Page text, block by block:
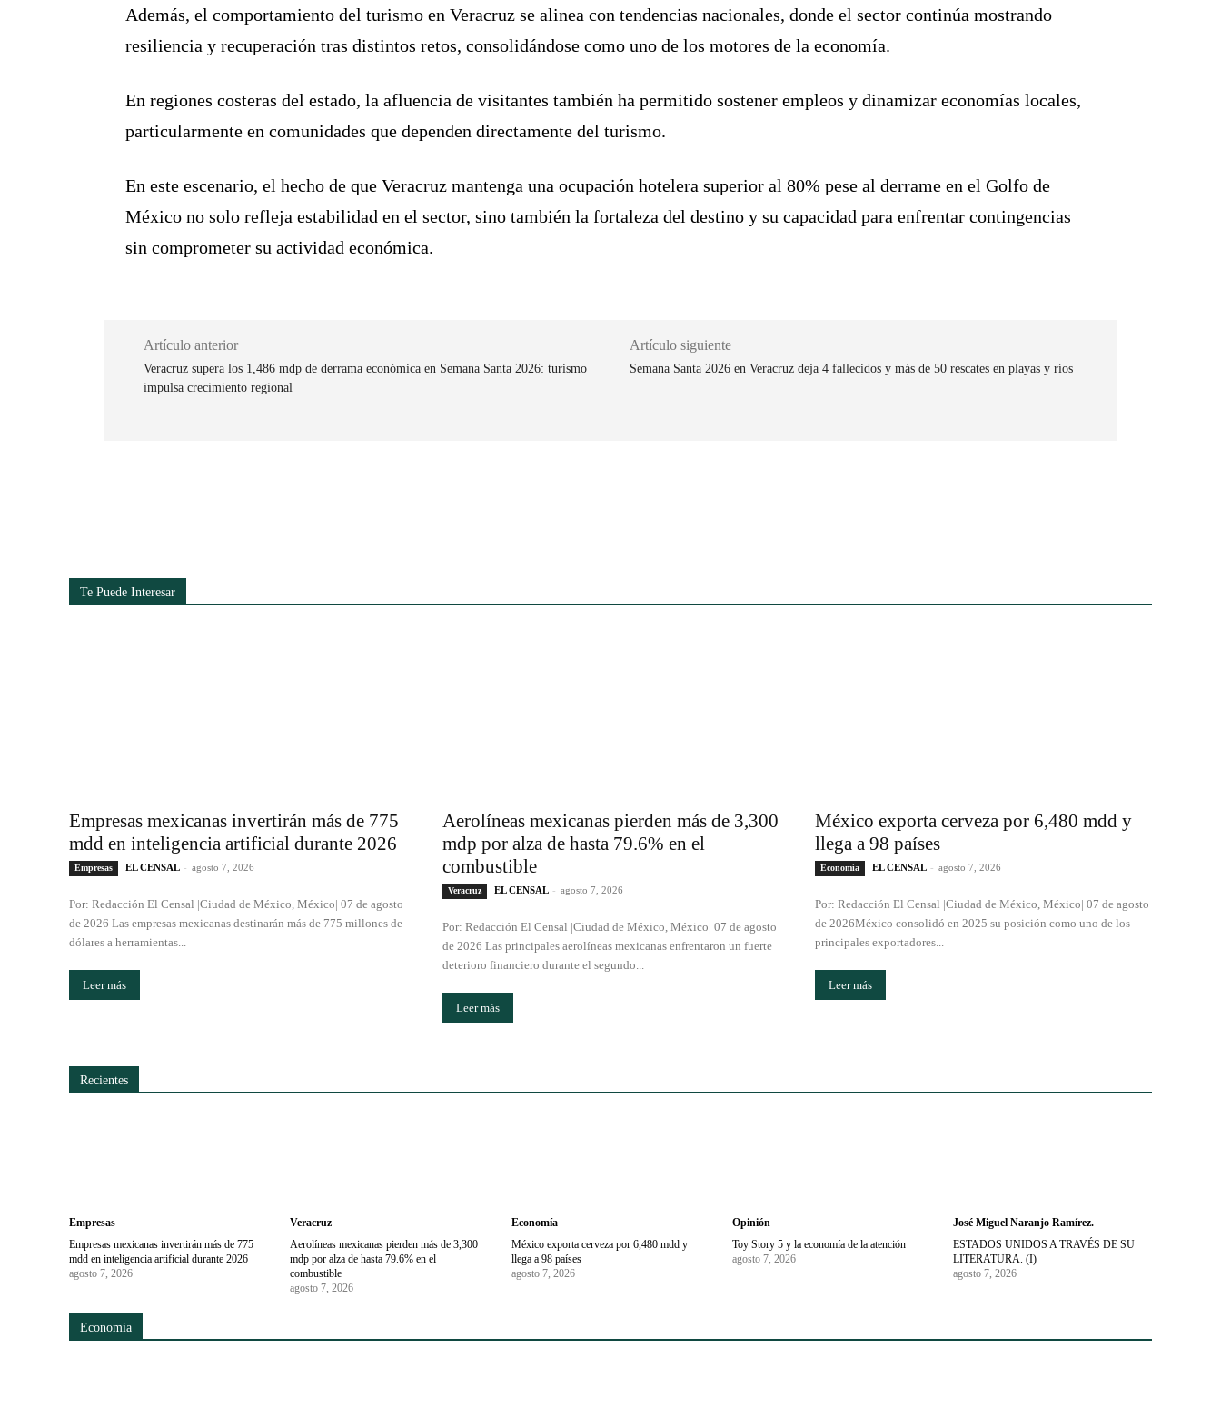
Además, el comportamiento del turismo en Veracruz se alinea con tendencias nacionales, donde el sector continúa mostrando
resiliencia y recuperación tras distintos retos, consolidándose como uno de los motores de la economía.
En regiones costeras del estado, la afluencia de visitantes también ha permitido sostener empleos y dinamizar economías locales,
particularmente en comunidades que dependen directamente del turismo.
En este escenario, el hecho de que Veracruz mantenga una ocupación hotelera superior al 80% pese al derrame en el Golfo de
México no solo refleja estabilidad en el sector, sino también la fortaleza del destino y su capacidad para enfrentar contingencias
sin comprometer su actividad económica.
Artículo anterior
Veracruz supera los 1,486 mdp de derrama económica en Semana Santa 2026: turismo
impulsa crecimiento regional
Artículo siguiente
Semana Santa 2026 en Veracruz deja 4 fallecidos y más de 50 rescates en playas y ríos
Te Puede Interesar
Empresas mexicanas invertirán más de 775
mdd en inteligencia artificial durante 2026
Empresas EL CENSAL - agosto 7, 2026
Por: Redacción El Censal |Ciudad de México, México| 07 de agosto
de 2026 Las empresas mexicanas destinarán más de 775 millones de
dólares a herramientas...
Leer más
Aerolíneas mexicanas pierden más de 3,300
mdp por alza de hasta 79.6% en el
combustible
Veracruz EL CENSAL - agosto 7, 2026
Por: Redacción El Censal |Ciudad de México, México| 07 de agosto
de 2026 Las principales aerolíneas mexicanas enfrentaron un fuerte
deterioro financiero durante el segundo...
Leer más
México exporta cerveza por 6,480 mdd y
llega a 98 países
Economía EL CENSAL - agosto 7, 2026
Por: Redacción El Censal |Ciudad de México, México| 07 de agosto
de 2026México consolidó en 2025 su posición como uno de los
principales exportadores...
Leer más
Recientes
Empresas
Empresas mexicanas invertirán más de 775
mdd en inteligencia artificial durante 2026
agosto 7, 2026
Veracruz
Aerolíneas mexicanas pierden más de 3,300
mdp por alza de hasta 79.6% en el
combustible
agosto 7, 2026
Economía
México exporta cerveza por 6,480 mdd y
llega a 98 países
agosto 7, 2026
Opinión
Toy Story 5 y la economía de la atención
agosto 7, 2026
José Miguel Naranjo Ramírez.
ESTADOS UNIDOS A TRAVÉS DE SU
LITERATURA. (I)
agosto 7, 2026
Economía